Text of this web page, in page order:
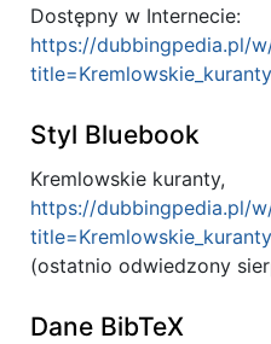
Dostępny w Internecie:
https://dubbingpedia.pl/
Styl Bluebook
Kremlowskie kuranty,
https://dubbingpedia.pl/
(ostatnio odwiedzony
Dane BibTeX